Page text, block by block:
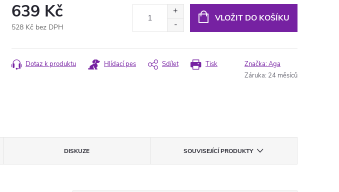
639 Kč
528 Kč bez DPH
cena:
VLOŽIT DO KOŠÍKU
Tisk
Dotaz k produktu Hlídací pes Sdílet Značka:Aga
Záruka: 24 měsíců
DISKUZE SOUVISEJÍCÍ PRODUKTY